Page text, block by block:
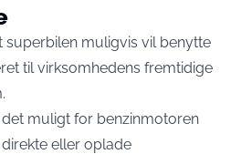
superbilen muligvis vil benytte
til virksomhedens fremtidige
muligt for benzinmotoren
eller oplade